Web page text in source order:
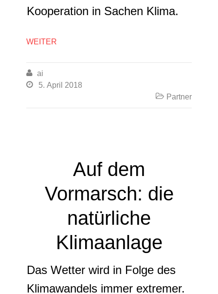
Kooperation in Sachen Klima.
WEITER
 ai
 5. April 2018
 Partner
Auf dem
Vormarsch: die
natürliche
Klimaanlage
Das Wetter wird in Folge des
Klimawandels immer extremer.